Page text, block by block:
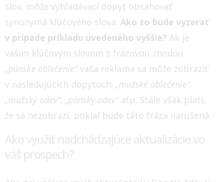
slov, môže vyhľadávací dopyt obsahovať
synonymá kľúčového slova. Ako to bude vyzerať
v prípade príkladu uvedeného vyššie? Ak je
vašim kľúčovým slovom s frázovou zhodou
„pánske oblečenie“vaša reklama sa môže zobraziť
v nasledujúcich dopytoch: „mužské oblečenie“,
„mužský odev“, „pánsky odev“ atp. Stále však platí,
že sa nezobrazí, pokiaľ bude táto fráza narušená.
Ako využiť nadchádzajúce aktualizácie vo
váš prospech?